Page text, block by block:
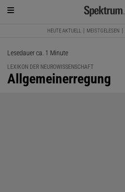
HEUTE AKTUELL MEISTGELESEN
Lesedauer ca. 1 Minute
LEXIKON DER NEUROWISSENSCHAFT
:
Allgemeinerregung